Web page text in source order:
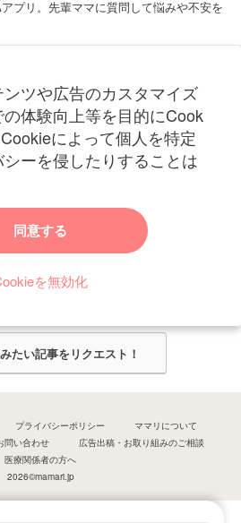
プリ。先輩ママに質問して悩みや不安を
ツや広告のカスタマイズ
体験向上等を目的にCook
によって個人を特定
ーを侵したりすることは
同意する
を無効化
中のお役立ち情報を配信中
ですか？
見をもとに記事を作成させていただきま
たい記事をリクエスト！
プライバシーポリシー
ママリについて
問い合わせ
広告出稿・お取り組みのご相談
医療関係者の方へ
2026©mamari.jp